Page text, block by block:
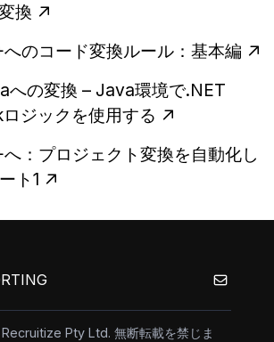
換
のコード変換ルール：基本編
への変換 – Java環境で.NET
ジックを使用する
：プロジェクト変換を自動化し
ト1
Pty Ltd. 無断転載を禁じま